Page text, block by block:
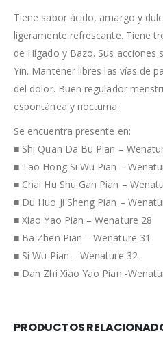
Tiene sabor ácido, amargo y
ligeramente refrescante. Tiene
de Hígado y Bazo. Sus
Yin. Mantener libres las vías de
del dolor. Buen regulador
espontánea y nocturna.
Se encuentra presente en:
■ Shi Quan Da Bu Pian –
■ Tao Hong Si Wu Pian –
■ Chai Hu Shu Gan Pian –
■ Du Huo Ji Sheng Pian –
■ Xiao Yao Pian – Wenature 28
■ Ba Zhen Pian – Wenature 31
■ Si Wu Pian – Wenature 32
■ Dan Zhi Xiao Yao Pian -
PRODUCTOS